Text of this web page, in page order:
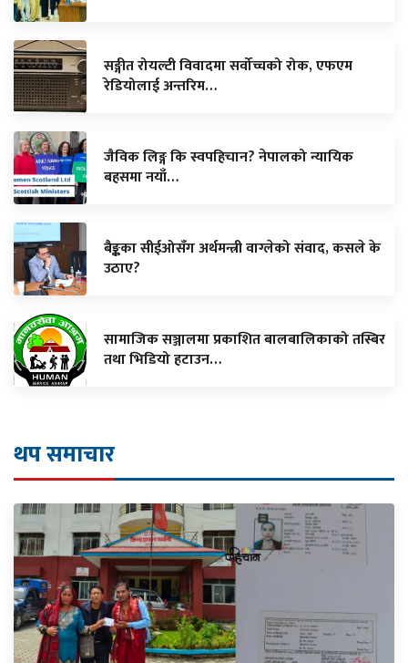
सङ्गीत रोयल्टी विवादमा सर्वोच्चको रोक, एफएम
रेडियोलाई अन्तरिम…
जैविक लिङ्ग कि स्वपहिचान? नेपालको न्यायिक
बहसमा नयाँ…
बैङ्कका सीईओसँग अर्थमन्त्री वाग्लेको संवाद, कसले के
उठाए?
सामाजिक सञ्जालमा प्रकाशित बालबालिकाको तस्बिर
तथा भिडियो हटाउन…
थप समाचार